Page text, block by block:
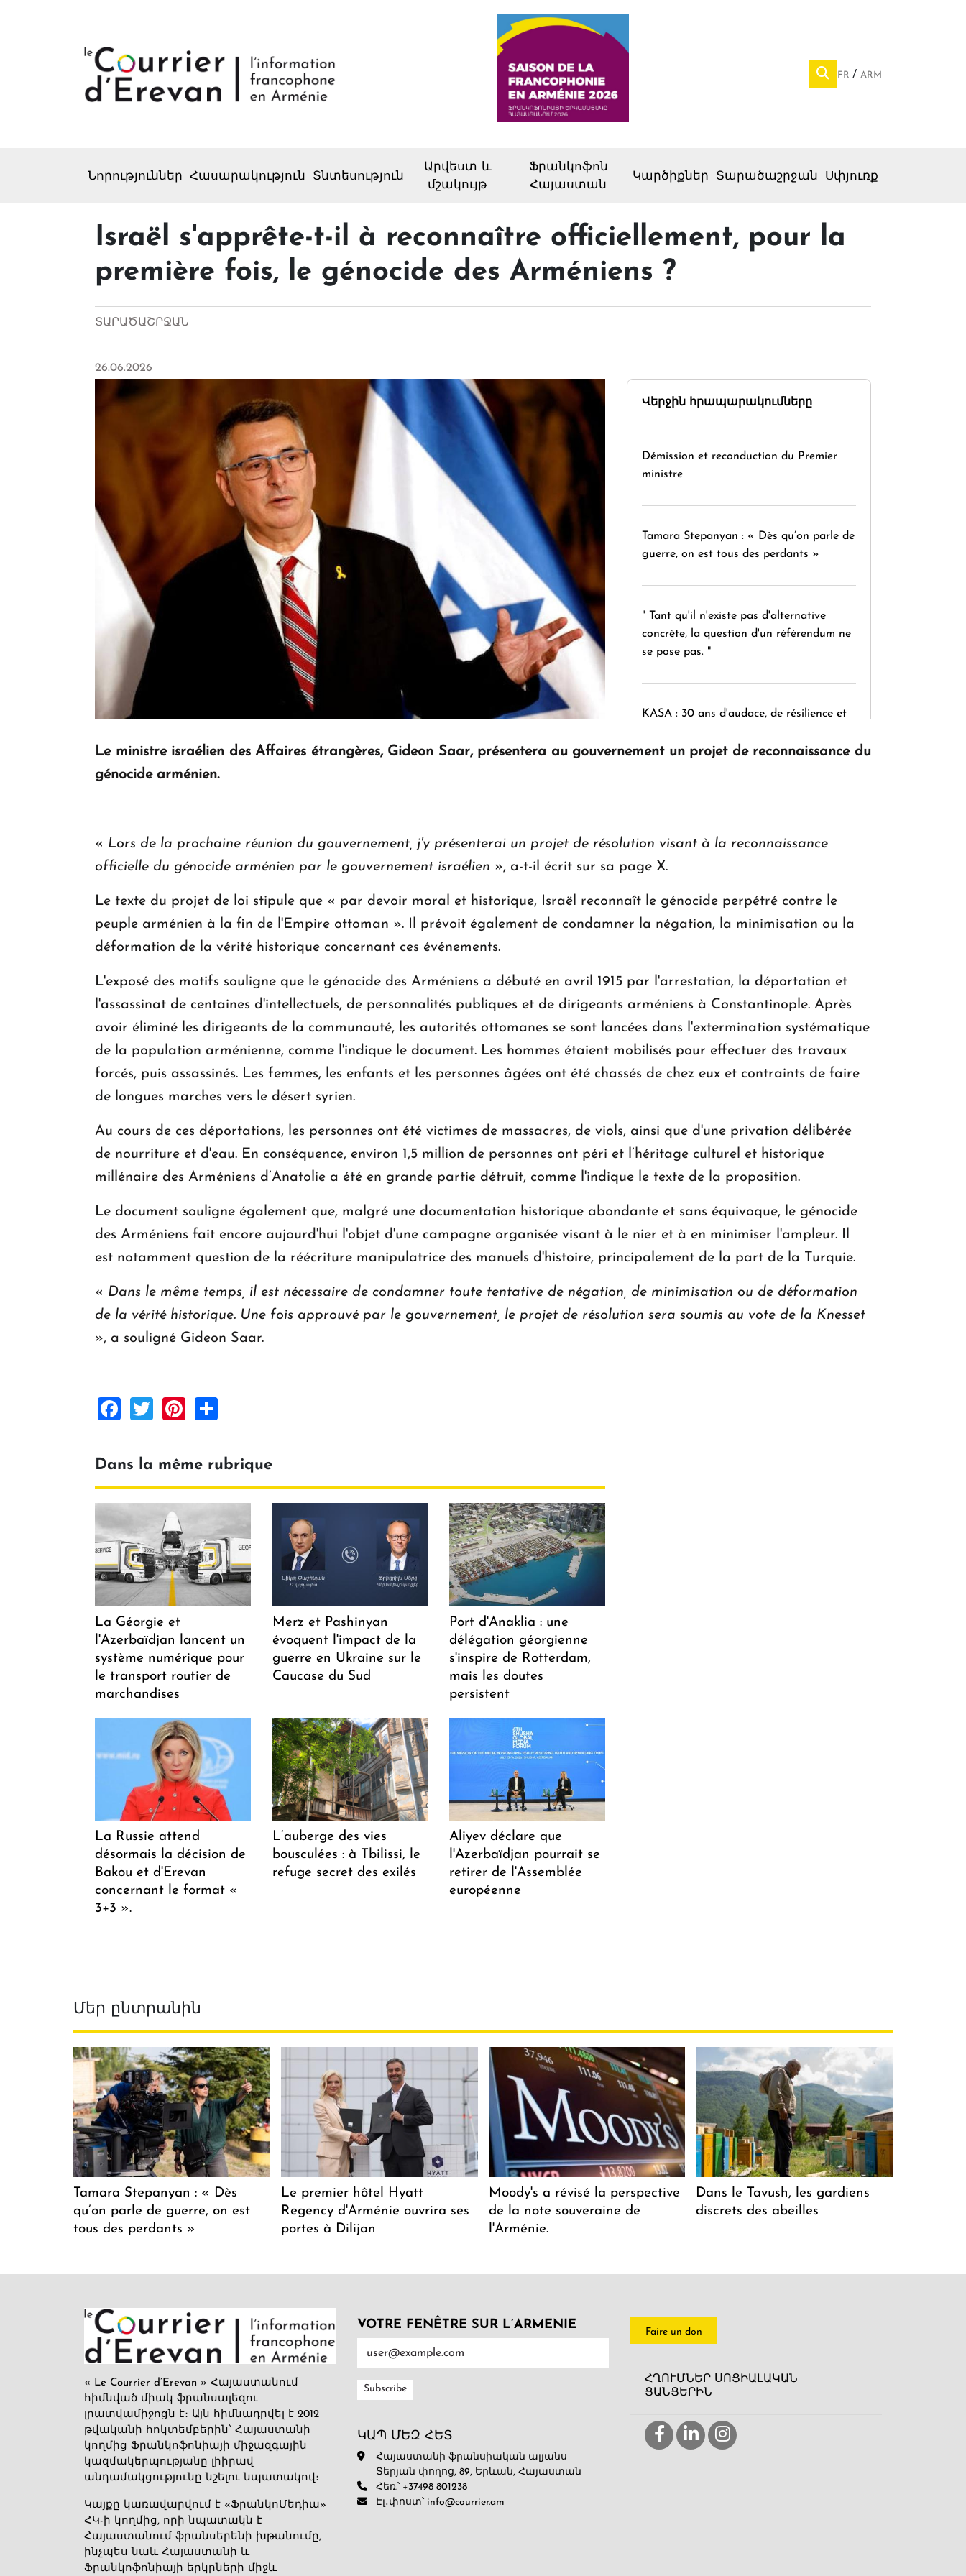
FR ARM
Նորություններ Հասարակություն Տնտեսություն
Արվեստ և
մշակույթ
Ֆրանկոֆոն
Հայաստան
Կարծիքներ Տարածաշրջան Սփյուռք
Israël s'apprête-t-il à reconnaître officiellement, pour la
première fois, le génocide des Arméniens ?
ՏԱՐԱԾԱՇՐՋԱՆ
26.06.2026
Վերջին հրապարակումները
Démission et reconduction du Premier
ministre
Tamara Stepanyan : « Dès qu’on parle de
guerre, on est tous des perdants »
" Tant qu'il n'existe pas d'alternative
concrète, la question d'un référendum ne
se pose pas. "
KASA : 30 ans d'audace, de résilience et
Le ministre israélien des Affaires étrangères, Gideon Saar, présentera au gouvernement un projet de reconnaissance du
génocide arménien.
« Lors de la prochaine réunion du gouvernement, j'y présenterai un projet de résolution visant à la reconnaissance
officielle du génocide arménien par le gouvernement israélien », a-t-il écrit sur sa page X.
Le texte du projet de loi stipule que « par devoir moral et historique, Israël reconnaît le génocide perpétré contre le
peuple arménien à la fin de l'Empire ottoman ». Il prévoit également de condamner la négation, la minimisation ou la
déformation de la vérité historique concernant ces événements.
L'exposé des motifs souligne que le génocide des Arméniens a débuté en avril 1915 par l'arrestation, la déportation et
l'assassinat de centaines d'intellectuels, de personnalités publiques et de dirigeants arméniens à Constantinople. Après
avoir éliminé les dirigeants de la communauté, les autorités ottomanes se sont lancées dans l'extermination systématique
de la population arménienne, comme l'indique le document. Les hommes étaient mobilisés pour effectuer des travaux
forcés, puis assassinés. Les femmes, les enfants et les personnes âgées ont été chassés de chez eux et contraints de faire
de longues marches vers le désert syrien.
Au cours de ces déportations, les personnes ont été victimes de massacres, de viols, ainsi que d'une privation délibérée
de nourriture et d'eau. En conséquence, environ 1,5 million de personnes ont péri et l’héritage culturel et historique
millénaire des Arméniens d’Anatolie a été en grande partie détruit, comme l'indique le texte de la proposition.
Le document souligne également que, malgré une documentation historique abondante et sans équivoque, le génocide
des Arméniens fait encore aujourd'hui l'objet d'une campagne organisée visant à le nier et à en minimiser l'ampleur. Il
est notamment question de la réécriture manipulatrice des manuels d'histoire, principalement de la part de la Turquie.
« Dans le même temps, il est nécessaire de condamner toute tentative de négation, de minimisation ou de déformation
de la vérité historique. Une fois approuvé par le gouvernement, le projet de résolution sera soumis au vote de la Knesset
», a souligné Gideon Saar.
Facebook
TwitterPinterest
Dans la même rubrique
La Géorgie et
l'Azerbaïdjan lancent un
système numérique pour
le transport routier de
marchandises
Merz et Pashinyan
évoquent l'impact de la
guerre en Ukraine sur le
Caucase du Sud
Port d'Anaklia : une
délégation géorgienne
s'inspire de Rotterdam,
mais les doutes
persistent
La Russie attend
désormais la décision de
Bakou et d'Erevan
concernant le format «
3+3 ».
L’auberge des vies
bousculées : à Tbilissi, le
refuge secret des exilés
Aliyev déclare que
l'Azerbaïdjan pourrait se
retirer de l'Assemblée
européenne
Մեր ընտրանին
Tamara Stepanyan : « Dès
qu’on parle de guerre, on est
tous des perdants »
Le premier hôtel Hyatt
Regency d'Arménie ouvrira ses
portes à Dilijan
Moody's a révisé la perspective
de la note souveraine de
l'Arménie.
Dans le Tavush, les gardiens
discrets des abeilles
« Le Courrier d’Erevan » Հայաստանում
հիմնված միակ ֆրանսալեզու
լրատվամիջոցն է։ Այն հիմնադրվել է 2012
թվականի հոկտեմբերին՝ Հայաստանի
կողմից Ֆրանկոֆոնիայի միջազգային
կազմակերպությանը լիիրավ
անդամակցությունը նշելու նպատակով։
Կայքը կառավարվում է «ՖրանկոՄեդիա»
ՀԿ-ի կողմից, որի նպատակն է
Հայաստանում ֆրանսերենի խթանումը,
ինչպես նաև Հայաստանի և
Ֆրանկոֆոնիայի երկրների միջև
VOTRE FENÊTRE SUR L’ARMENIE
ԿԱՊ ՄԵԶ ՀԵՏ
Հայաստանի ֆրանսիական ալյանս
Տերյան փողոց, 89, Երևան, Հայաստան
Հեռ.՝ +37498 801238
Էլ․փոստ՝ info@courrier.am
Faire un don
ՀՂՈՒՄՆԵՐ ՍՈՑԻԱԼԱԿԱՆ
ՑԱՆՑԵՐԻՆ